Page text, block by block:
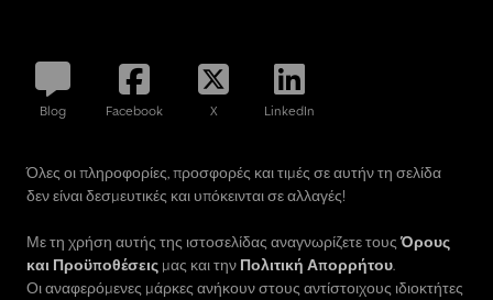
Blog Facebook X LinkedIn
Όλες οι πληροφορίες, προσφορές και τιμές σε αυτήν τη σελίδα
δεν είναι δεσμευτικές και υπόκεινται σε αλλαγές!
Με τη χρήση αυτής της ιστοσελίδας αναγνωρίζετε τουςΌρους
και Προϋποθέσεις μας και την Πολιτική Απορρήτου.
Οι αναφερόμενες μάρκες ανήκουν στους αντίστοιχους ιδιοκτήτες